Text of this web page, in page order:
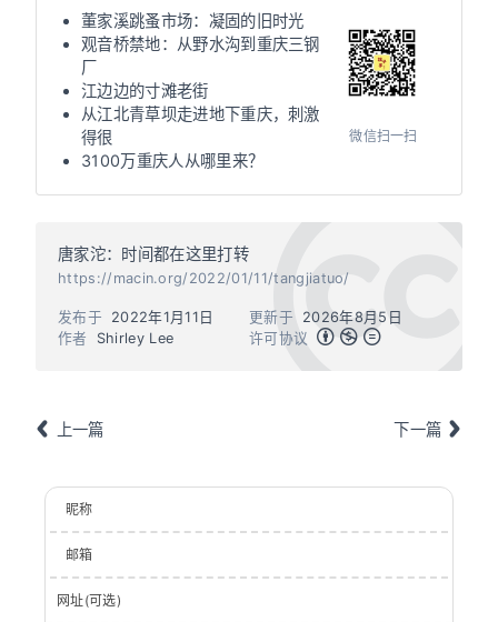
董家溪跳蚤市场：凝固的旧时光
观音桥禁地：从野水沟到重庆三钢
厂
江边边的寸滩老街
从江北青草坝走进地下重庆，刺激
得很
3100万重庆人从哪里来？
微信扫一扫
唐家沱：时间都在这里打转
https://macin.org/2022/01/11/tangjiatuo/
作者 Shirley Lee
发布于 2022年1月11日 更新于
2026年8月5日
许可协议
上一篇 下一篇
昵称
邮箱
网址(可选)